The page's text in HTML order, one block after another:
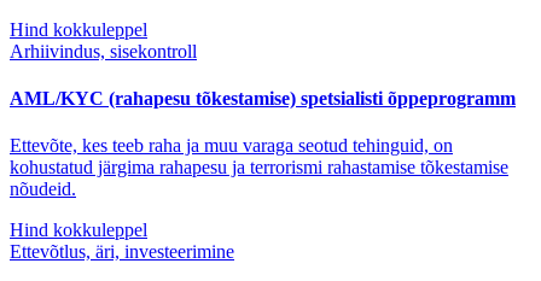
Hind kokkuleppel
Arhiivindus, sisekontroll
AML/KYC (rahapesu tõkestamise) spetsialisti õppeprogramm
Ettevõte, kes teeb raha ja muu varaga seotud tehinguid, on
kohustatud järgima rahapesu ja terrorismi rahastamise tõkestamise
nõudeid.
Hind kokkuleppel
Ettevõtlus, äri, investeerimine